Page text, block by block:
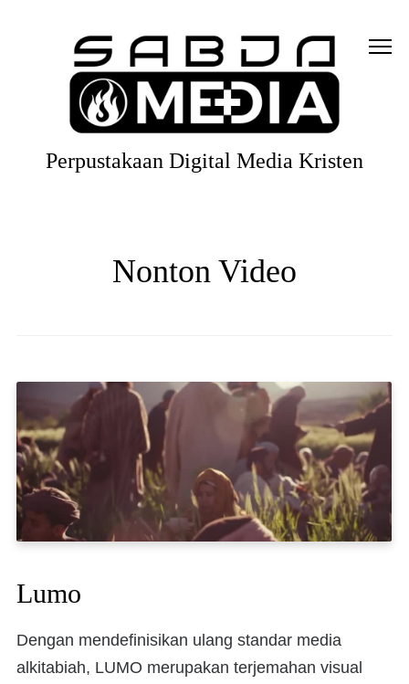
Perpustakaan Digital Media Kristen
Nonton Video
Lumo
Dengan mendefinisikan ulang standar media
alkitabiah, LUMO merupakan terjemahan visual